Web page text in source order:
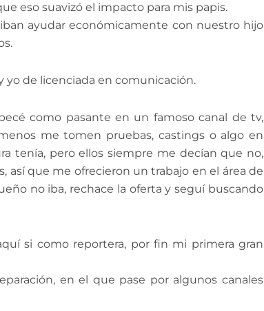
eso suavizó el impacto para mis papis.
ayudar económicamente con nuestro hijo
yo de licenciada en comunicación.
como pasante en un famoso canal de tv,
me tomen pruebas, castings o algo en
tenía, pero ellos siempre me decían que no,
así que me ofrecieron un trabajo en el área de
no iba, rechace la oferta y seguí buscando
si como reportera, por fin mi primera gran
en el que pase por algunos canales